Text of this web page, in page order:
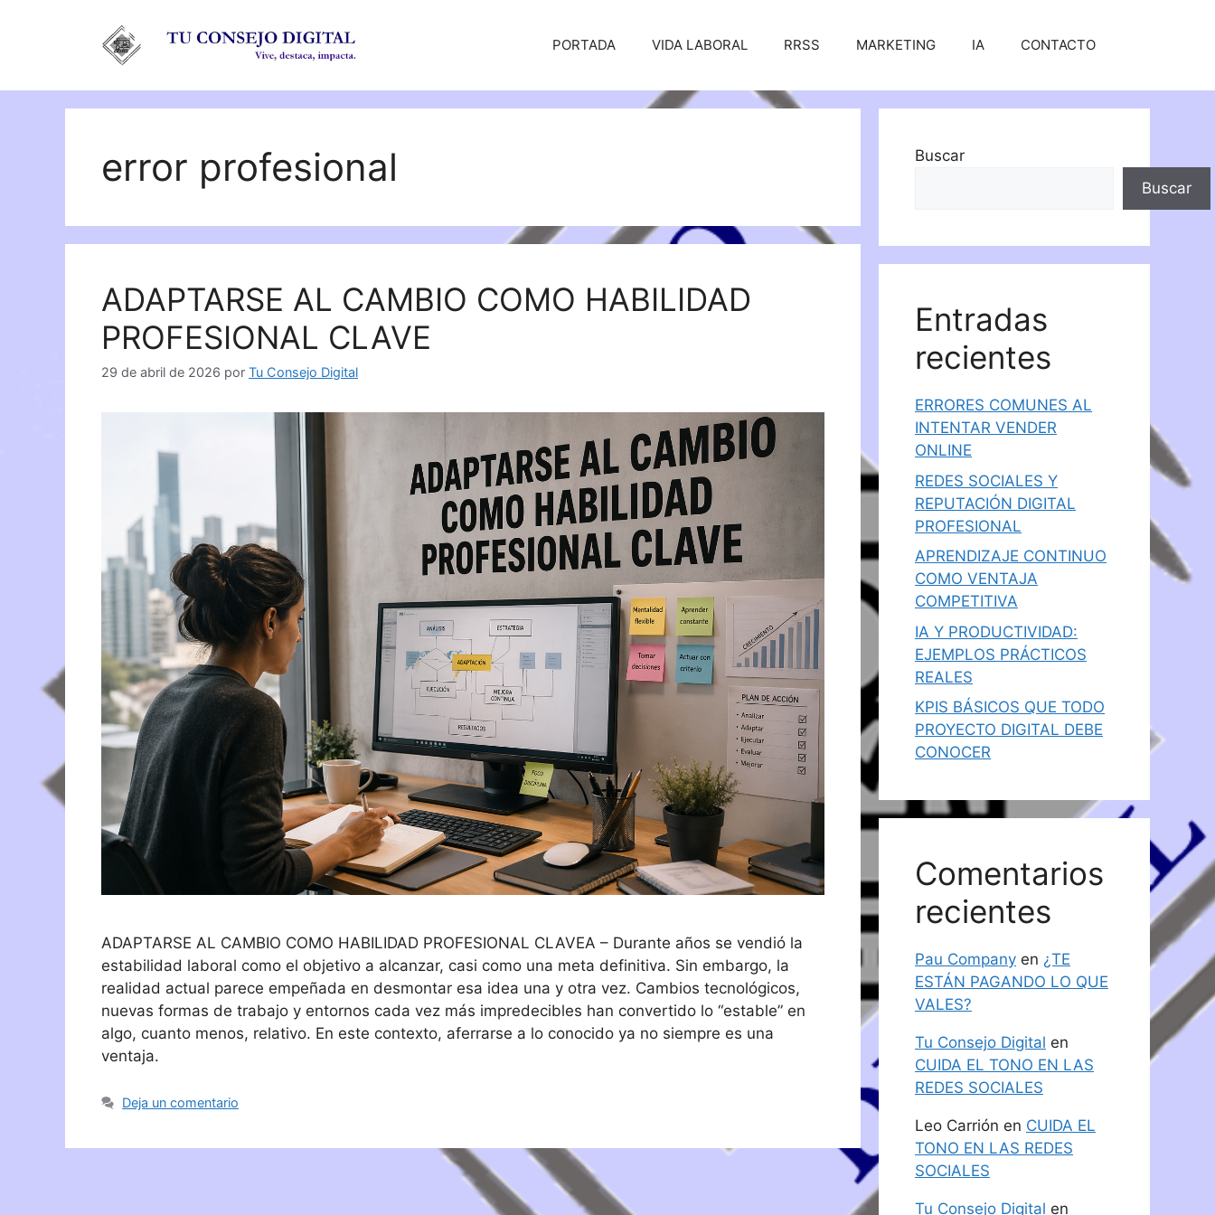
PORTADA VIDA LABORAL RRSS MARKETING IA CONTACTO
error profesional
ADAPTARSE AL CAMBIO COMO HABILIDAD
PROFESIONAL CLAVE
29 de abril de 2026 por Tu Consejo Digital
ADAPTARSE AL CAMBIO COMO HABILIDAD PROFESIONAL CLAVEA – Durante años se vendió la
estabilidad laboral como el objetivo a alcanzar, casi como una meta definitiva. Sin embargo, la
realidad actual parece empeñada en desmontar esa idea una y otra vez. Cambios tecnológicos,
nuevas formas de trabajo y entornos cada vez más impredecibles han convertido lo “estable” en
algo, cuanto menos, relativo. En este contexto, aferrarse a lo conocido ya no siempre es una
ventaja.
Deja un comentario
Buscar
Buscar
Entradas
recientes
ERRORES COMUNES AL
INTENTAR VENDER
ONLINE
REDES SOCIALES Y
REPUTACIÓN DIGITAL
PROFESIONAL
APRENDIZAJE CONTINUO
COMO VENTAJA
COMPETITIVA
IA Y PRODUCTIVIDAD:
EJEMPLOS PRÁCTICOS
REALES
KPIS BÁSICOS QUE TODO
PROYECTO DIGITAL DEBE
CONOCER
Comentarios
recientes
Pau Company en ¿TE
ESTÁN PAGANDO LO QUE
VALES?
Tu Consejo Digital en
CUIDA EL TONO EN LAS
REDES SOCIALES
Leo Carrión en CUIDA EL
TONO EN LAS REDES
SOCIALES
Tu Consejo Digital en